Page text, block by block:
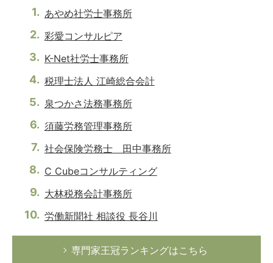
あやめ社労士事務所
彩愛コンサルピア
K-Net社労士事務所
税理士法人 江崎総合会計
泉つかさ法務事務所
須藤労務管理事務所
社会保険労務士 田中事務所
C Cubeコンサルティング
大林税務会計事務所
労働新聞社 相談役 長谷川
専門家王冠ランキングはこちら